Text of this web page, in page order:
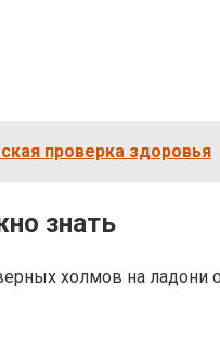
проверка здоровья
знать
холмов на